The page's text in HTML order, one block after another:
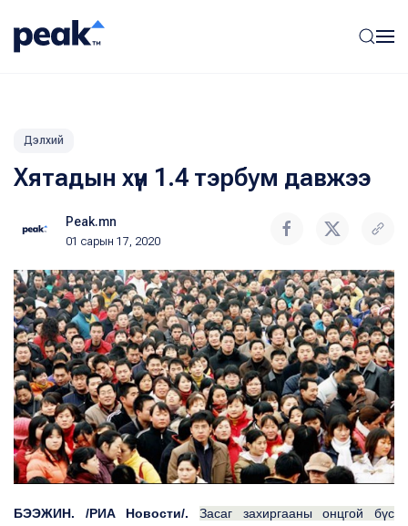
Дэлхий
Хятадын хүн 1.4 тэрбум давжээ
Peak.mn
01 сарын 17, 2020
БЭЭЖИН. /РИА Новости/.
Засаг захиргааны онцгой бүс